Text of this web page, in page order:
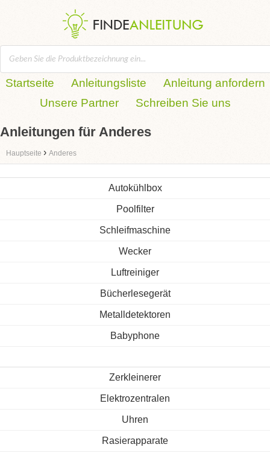
Startseite Anleitungsliste
Anleitung anfordern
Unsere Partner
Schreiben Sie uns
Anleitungen für Anderes
Hauptseite › Anderes
Autokühlbox
Poolfilter
Schleifmaschine
Wecker
Luftreiniger
Bücherlesegerät
Metalldetektoren
Babyphone
Zerkleinerer
Elektrozentralen
Uhren
Rasierapparate